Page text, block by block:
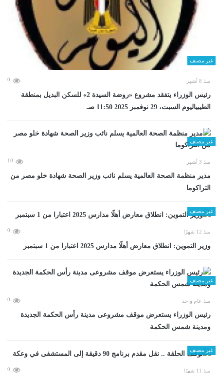
غير مصنف
منذ 8 أشهر 0
رئيس الوزراء يتفقد مشروع «روضة السيدة 2» للسكن البديل بمنطقة
الطيبياليوم السبت، 29 نوفمبر 2025 11:50 صـ
غير مصنف
منذ 3 أشهر 10
مدير منظمة الصحة العالمية يسلم نائب وزير الصحة شهادة خلو مصر من
التراكوما
غير مصنف
منذ 12 شهرًا 0
وزير التموين: انطلاق معارض أهلًا مدارس 2025 اعتبارا من 1 سبتمبر
غير مصنف
منذ عام واحد 0
رئيس الوزراء يستعرض موقف مشروعى مدينة رأس الحكمة الجديدة
ومدينة شمس الحكمة
غير مصنف
منذ 11 شهرًا 0